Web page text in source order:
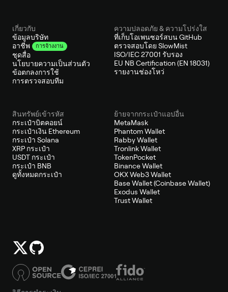
เกี่ยวกับ
ข้อมูลบริษัท
อาชีพ
การจ้างงาน
ชุดสื่อ
นโยบายความเป็นส่วนตัว
ข้อตกลงการใช้
การตรวจสอบทีม
ความปลอดภัย & ความโปร่งใส
ที่เก็บโอเพนซอร์สบน GitHub
ตรวจสอบโดย SlowMist
ISO/IEC 27001 รับรอง
EU NB Certification (EN 18031)
รายงานช่องโหว่
สินทรัพย์เข้ารหัส
กระเป๋าบิตคอยน์
กระเป๋าเงิน Ethereum
กระเป๋า Solana
XRP กระเป๋า
USDT กระเป๋า
กระเป๋า BNB
ดูทั้งหมดกระเป๋า
ย้ายจากกระเป๋าแอปอื่น
MetaMask
Phantom Wallet
Rabby Wallet
Tronlink Wallet
TokenPocket
Binance Wallet
OKX Web3 Wallet
Base Wallet (Coinbase Wallet)
Exodus Wallet
Trust Wallet